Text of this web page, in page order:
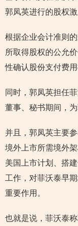
郭凤英进行的股权激
根据企业会计准则
所取得股权的公允
性确认股份支付费用
同时，郭凤英担任
董事、秘书期间，
并且，郭凤英主要
境外上市所需境外
美国上市计划、搭
工作，对菲沃泰早
重要作用。
也就是说，菲沃泰